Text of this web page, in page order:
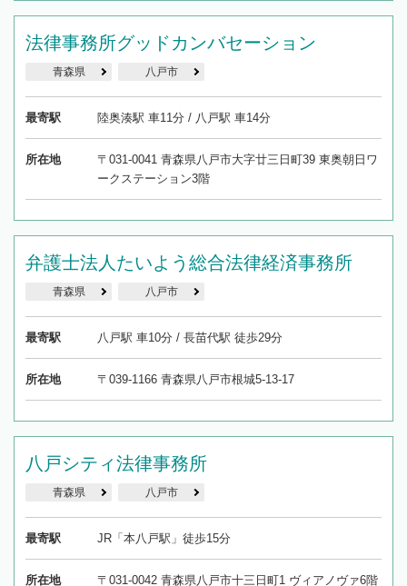
法律事務所グッドカンバセーション
青森県 八戸市
最寄駅 陸奥湊駅 車11分 / 八戸駅 車14分
所在地
〒031-0041 青森県八戸市大字廿三日町39 東奥朝日ワ
ークステーション3階
弁護士法人たいよう総合法律経済事務所
青森県 八戸市
最寄駅 八戸駅 車10分 / 長苗代駅 徒歩29分
所在地 〒039-1166 青森県八戸市根城5-13-17
八戸シティ法律事務所
青森県 八戸市
最寄駅 JR「本八戸駅」徒歩15分
所在地 〒031-0042 青森県八戸市十三日町1 ヴィアノヴァ6階